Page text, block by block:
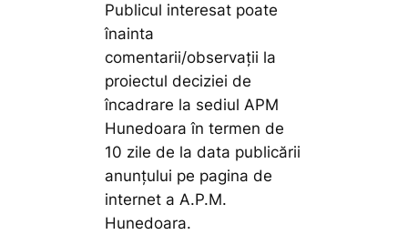
Publicul interesat poate
înainta
comentarii/observații la
proiectul deciziei de
încadrare la sediul APM
Hunedoara în termen de
10 zile de la data publicării
anunțului pe pagina de
internet a A.P.M.
Hunedoara.